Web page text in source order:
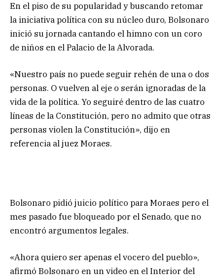
En el piso de su popularidad y buscando retomar
la iniciativa política con su núcleo duro, Bolsonaro
inició su jornada cantando el himno con un coro
de niños en el Palacio de la Alvorada.
«Nuestro país no puede seguir rehén de una o dos
personas. O vuelven al eje o serán ignoradas de la
vida de la política. Yo seguiré dentro de las cuatro
líneas de la Constitución, pero no admito que otras
personas violen la Constitución», dijo en
referencia al juez Moraes.
Bolsonaro pidió juicio político para Moraes pero el
mes pasado fue bloqueado por el Senado, que no
encontró argumentos legales.
«Ahora quiero ser apenas el vocero del pueblo»,
afirmó Bolsonaro en un video en el Interior del